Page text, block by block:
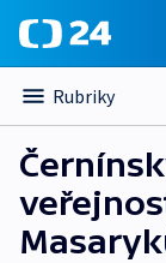
Rubriky